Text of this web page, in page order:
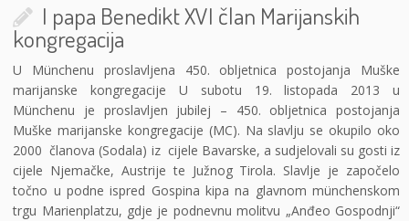
I papa Benedikt XVI član Marijanskih
kongregacija
U Münchenu proslavljena 450. obljetnica postojanja Muške
marijanske kongregacije U subotu 19. listopada 2013 u
Münchenu je proslavljen jubilej – 450. obljetnica postojanja
Muške marijanske kongregacije (MC). Na slavlju se okupilo oko
2000 članova (Sodala) iz cijele Bavarske, a sudjelovali su gosti iz
cijele Njemačke, Austrije te Južnog Tirola. Slavlje je započelo
točno u podne ispred Gospina kipa na glavnom münchenskom
trgu Marienplatzu, gdje je podnevnu molitvu „Anđeo Gospodnji“